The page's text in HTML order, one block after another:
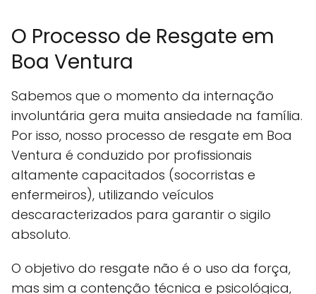
O Processo de Resgate em
Boa Ventura
Sabemos que o momento da internação
involuntária gera muita ansiedade na família.
Por isso, nosso processo de resgate em Boa
Ventura é conduzido por profissionais
altamente capacitados (socorristas e
enfermeiros), utilizando veículos
descaracterizados para garantir o sigilo
absoluto.
O objetivo do resgate não é o uso da força,
mas sim a contenção técnica e psicológica,